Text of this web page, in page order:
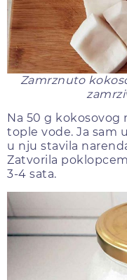
Zamrznuto
Na 50 g kokosovog
tople vode. Ja sam
u nju stavila
Zatvorila
3-4 sata.